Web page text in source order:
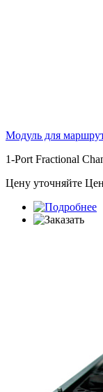
Модуль для
1-Port Fractional
Цену уточняйте